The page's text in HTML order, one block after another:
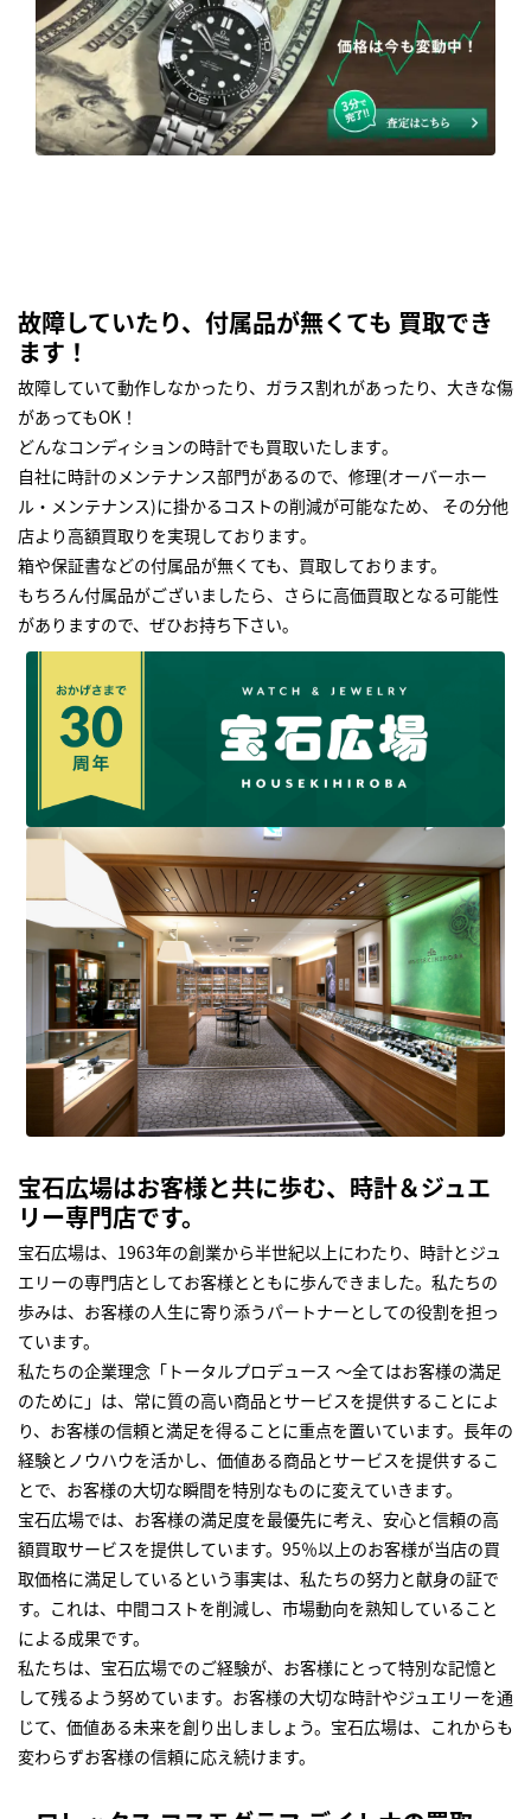
故障していたり、付属品が無くても 買取でき
ます！
故障していて動作しなかったり、ガラス割れがあったり、大きな傷
があってもOK！
どんなコンディションの時計でも買取いたします｡
自社に時計のメンテナンス部門があるので、修理(オーバーホー
ル・メンテナンス)に掛かるコストの削減が可能なため、 その分他
店より高額買取りを実現しております｡
箱や保証書などの付属品が無くても、買取しております。
もちろん付属品がございましたら、さらに高価買取となる可能性
がありますので、ぜひお持ち下さい｡
宝石広場はお客様と共に歩む、時計＆ジュエ
リー専門店です。
宝石広場は、1963年の創業から半世紀以上にわたり、時計とジュ
エリーの専門店としてお客様とともに歩んできました。私たちの
歩みは、お客様の人生に寄り添うパートナーとしての役割を担っ
ています。
私たちの企業理念「トータルプロデュース ～全てはお客様の満足
のために」は、常に質の高い商品とサービスを提供することによ
り、お客様の信頼と満足を得ることに重点を置いています。長年の
経験とノウハウを活かし、価値ある商品とサービスを提供するこ
とで、お客様の大切な瞬間を特別なものに変えていきます。
宝石広場では、お客様の満足度を最優先に考え、安心と信頼の高
額買取サービスを提供しています。95％以上のお客様が当店の買
取価格に満足しているという事実は、私たちの努力と献身の証で
す。これは、中間コストを削減し、市場動向を熟知していること
による成果です。
私たちは、宝石広場でのご経験が、お客様にとって特別な記憶と
して残るよう努めています。お客様の大切な時計やジュエリーを通
じて、価値ある未来を創り出しましょう。宝石広場は、これからも
変わらずお客様の信頼に応え続けます。